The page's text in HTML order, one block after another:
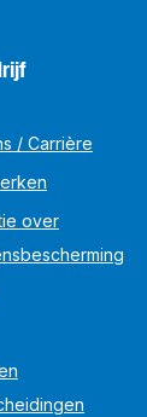
/ Carrière
over